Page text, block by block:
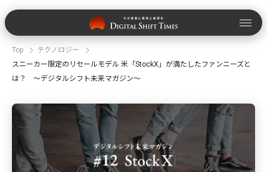
Top
テクノロジー
スニーカー限定のリセールモデル 米「StockX」が満たしたファンニーズと
は？ ～デジタルシフト未来マガジン〜